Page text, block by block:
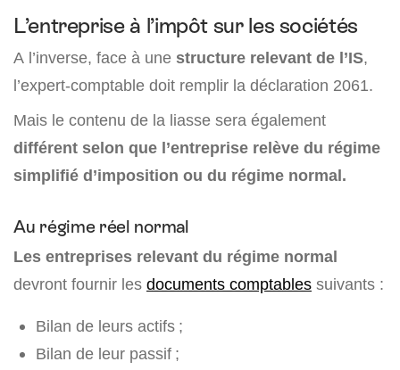
L’entreprise à l’impôt sur les sociétés
A l’inverse, face à une structure relevant de l’IS,
l’expert-comptable doit remplir la déclaration 2061.
Mais le contenu de la liasse sera également
différent selon que l’entreprise relève du régime
simplifié d’imposition ou du régime normal.
Au régime réel normal
Les entreprises relevant du régime normal
devront fournir les documents comptables suivants :
Bilan de leurs actifs ;
Bilan de leur passif ;